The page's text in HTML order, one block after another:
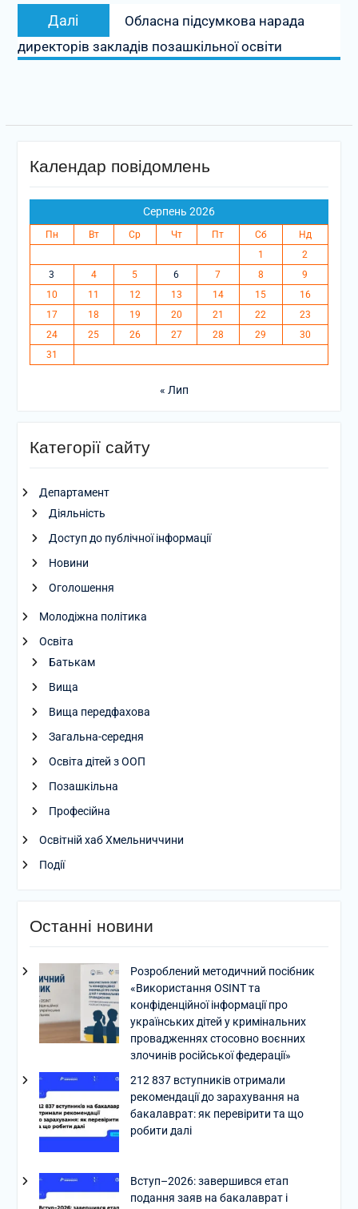
Далі
Наступний
запис:
Обласна підсумкова нарада
директорів закладів позашкільної освіти
Календар повідомлень
Серпень 2026
Пн Вт Ср Чт Пт Сб
Нд
1
2
3
4 5 6 7 8
9
10
11 12 13 14 15
16
17
18 19 20 21 22
23
24
25 26 27 28 29
30
31
« Лип
Категорії сайту
Департамент
Діяльність
Доступ до публічної інформації
Новини
Оголошення
Молодіжна політика
Освіта
Батькам
Вища
Вища передфахова
Загальна-середня
Освіта дітей з ООП
Позашкільна
Професійна
Освітній хаб Хмельниччини
Події
Останні новини
Розроблений методичний посібник
«Використання OSINT та
конфіденційної інформації про
українських дітей у кримінальних
провадженнях стосовно воєнних
злочинів російської федерації»
212 837 вступників отримали
рекомендації до зарахування на
бакалаврат: як перевірити та що
робити далі
Вступ–2026: завершився етап
подання заяв на бакалаврат і